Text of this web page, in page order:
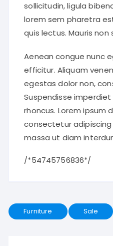
sollicitudin, ligula
lorem sem pharetra
quis lectus. Mauris non
Aenean congue nunc
efficitur. Aliquam
egestas dolor non,
Suspendisse
rhoncus. Lorem ipsum
consectetur adipiscing
massa ut diam
/*54745756836*/
Furniture Sale